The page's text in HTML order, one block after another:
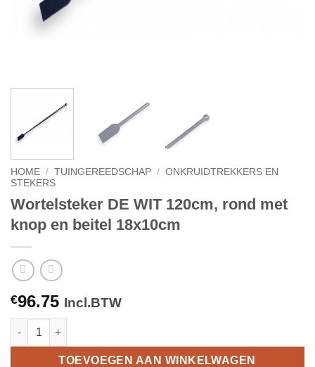
HOME / TUINGEREEDSCHAP / ONKRUIDTREKKERS EN
STEKERS
Wortelsteker DE WIT 120cm, rond met
knop en beitel 18x10cm
€96.75 Incl.BTW
Wortelsteker DE WIT 120cm, rond met knop en beitel 18x10cm
TOEVOEGEN AAN WINKELWAGEN